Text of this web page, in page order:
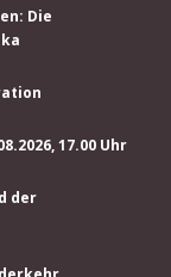
Die
17.00 Uhr
der